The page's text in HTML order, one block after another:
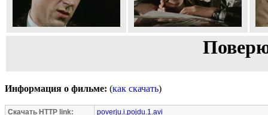
Информация о фильме: (как скачать)
Скачать HTTP link:
poverju.i.pojdu.1.avi